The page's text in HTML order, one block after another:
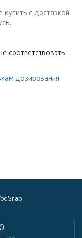
с доставкой
соответствовать
дозирования